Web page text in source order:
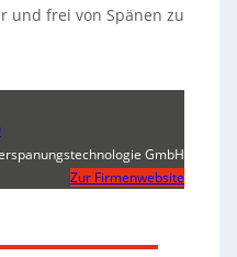
und frei von Spänen zu
GmbH
Zur Firmenwebsite